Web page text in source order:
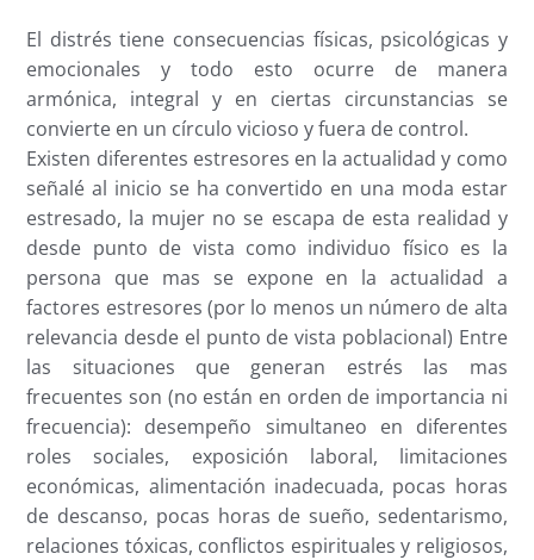
El distrés tiene consecuencias físicas, psicológicas y
emocionales y todo esto ocurre de manera
armónica, integral y en ciertas circunstancias se
convierte en un círculo vicioso y fuera de control.
Existen diferentes estresores en la actualidad y como
señalé al inicio se ha convertido en una moda estar
estresado, la mujer no se escapa de esta realidad y
desde punto de vista como individuo físico es la
persona que mas se expone en la actualidad a
factores estresores (por lo menos un número de alta
relevancia desde el punto de vista poblacional) Entre
las situaciones que generan estrés las mas
frecuentes son (no están en orden de importancia ni
frecuencia): desempeño simultaneo en diferentes
roles sociales, exposición laboral, limitaciones
económicas, alimentación inadecuada, pocas horas
de descanso, pocas horas de sueño, sedentarismo,
relaciones tóxicas, conflictos espirituales y religiosos,